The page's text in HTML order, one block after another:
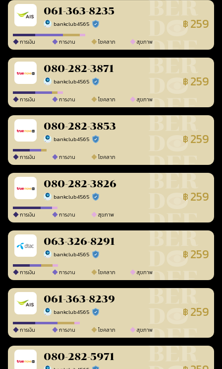
061-363-8235
bankclub4565 ร้านยืนยันแล้ว ฿ 259
การเงิน การงาน โชคลาภ สุขภาพ
080-282-3871
bankclub4565 ร้านยืนยันแล้ว ฿ 259
การเงิน การงาน โชคลาภ สุขภาพ
080-282-3853
bankclub4565 ร้านยืนยันแล้ว ฿ 259
การเงิน การงาน โชคลาภ
080-282-3826
bankclub4565 ร้านยืนยันแล้ว ฿ 259
การเงิน การงาน สุขภาพ
063-326-8291
bankclub4565 ร้านยืนยันแล้ว ฿ 259
การเงิน การงาน โชคลาภ สุขภาพ
061-363-8239
bankclub4565 ร้านยืนยันแล้ว ฿ 259
การเงิน การงาน โชคลาภ สุขภาพ
080-282-5971